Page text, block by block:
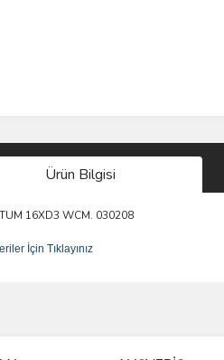
Ürün Bilgisi
16XD3 WCM. 030208
İçin Tıklayınız